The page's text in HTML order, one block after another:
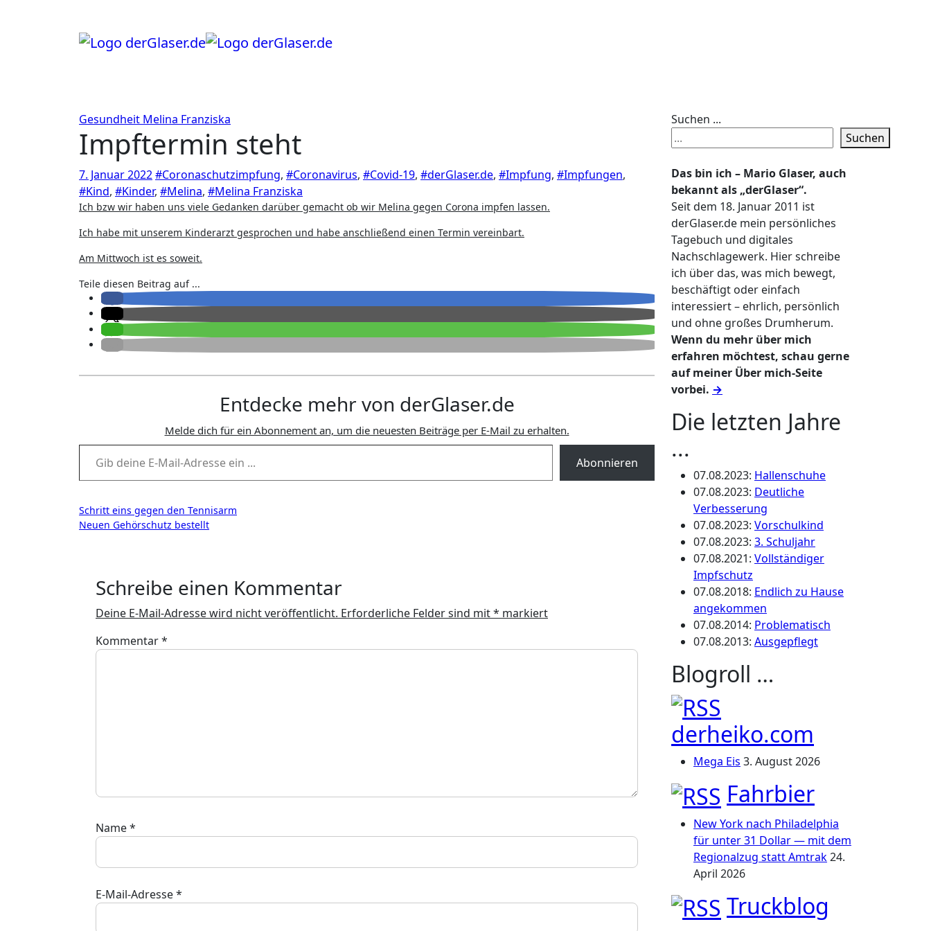
Gesundheit Melina Franziska
Impftermin steht
7. Januar 2022#Coronaschutzimpfung, #Coronavirus, #Covid-19, #derGlaser.de, #Impfung, #Impfungen,
#Kind, #Kinder, #Melina, #Melina Franziska
Ich bzw wir haben uns viele Gedanken darüber gemacht ob wir Melina gegen Corona impfen lassen.
Ich habe mit unserem Kinderarzt gesprochen und habe anschließend einen Termin vereinbart.
Am Mittwoch ist es soweit.
Teile diesen Beitrag auf ...
Entdecke mehr von derGlaser.de
Melde dich für ein Abonnement an, um die neuesten Beiträge per E-Mail zu erhalten.
Gib deine E-Mail-Adresse ein ...
Abonnieren
Beitragsnavigation
Schritt eins gegen den Tennisarm
Neuen Gehörschutz bestellt
Schreibe einen Kommentar
Deine E-Mail-Adresse wird nicht veröffentlicht. Erforderliche Felder sind mit* markiert
Kommentar*
Name*
E-Mail-Adresse*
Suchen ...
Suchen
Das bin ich – Mario Glaser, auch
bekannt als „derGlaser“.
Seit dem 18. Januar 2011 ist
derGlaser.de mein persönliches
Tagebuch und digitales
Nachschlagewerk. Hier schreibe
ich über das, was mich bewegt,
beschäftigt oder einfach
interessiert – ehrlich, persönlich
und ohne großes Drumherum.
Wenn du mehr über mich
erfahren möchtest, schau gerne
auf meiner Über mich-Seite
vorbei. →
Die letzten Jahre
...
07.08.2023: Hallenschuhe
07.08.2023: Deutliche
Verbesserung
07.08.2023: Vorschulkind
07.08.2023: 3. Schuljahr
07.08.2021: Vollständiger
Impfschutz
07.08.2018: Endlich zu Hause
angekommen
07.08.2014: Problematisch
07.08.2013: Ausgepflegt
Blogroll …
derheiko.com
Mega Eis 3. August 2026
Fahrbier
New York nach Philadelphia
für unter 31 Dollar — mit dem
Regionalzug statt Amtrak24.
April 2026
Truckblog